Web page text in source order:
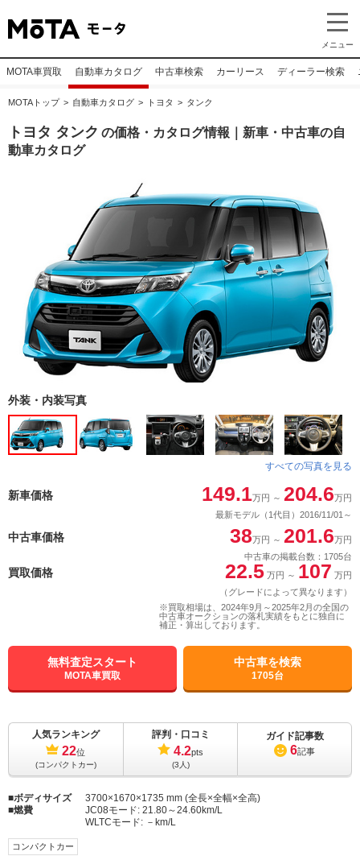
メニュー
MOTA車買取 自動車カタログ 中古車検索 カーリース ディーラー検索
MOTAトップ 自動車カタログ トヨタ タンク
トヨタ タンク の価格・カタログ情報｜新車・中古車の自
動車カタログ
外装・内装写真
すべての写真を見る
新車価格 149.1万円 ～ 204.6万円
最新モデル（1代目）2016/11/01～
中古車価格 38万円 ～ 201.6万円
中古車の掲載台数：1705台
買取価格 22.5 万円 ～ 107 万円
（グレードによって異なります）
※買取相場は、2024年9月～2025年2月の全国の
中古車オークションの落札実績をもとに独自に
補正・算出しております。
無料査定スタート
MOTA車買取
中古車を検索
1705台
人気ランキング
22位
(コンパクトカー)
評判・口コミ
4.2pts
(3人)
ガイド記事数
6記事
ボディサイズ
3700×1670×1735 mm (全長×全幅×全高)
燃費
JC08モード: 21.80～24.60km/L
WLTCモード: －km/L
コンパクトカー